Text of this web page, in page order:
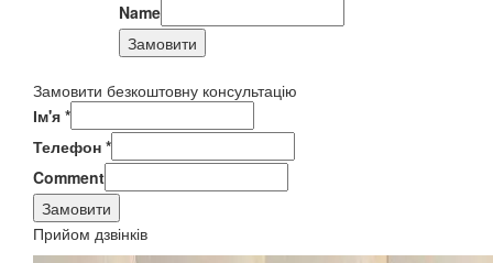
Name
Замовити
Замовити безкоштовну консультацію
Ім'я *
Телефон *
Comment
Замовити
Прийом дзвінків